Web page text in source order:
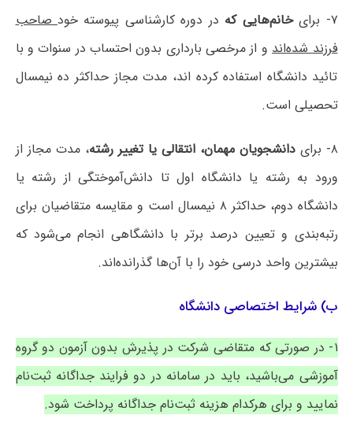
۷- برای خانم‌هایی که در دوره کارشناسی پیوسته خودصاحب
فرزند شده‌اندو از مرخصی بارداری بدون احتساب در سنوات و با
تائید دانشگاه استفاده کرده اند، مدت مجاز حداکثر ده نیمسال
تحصیلی است.
۸- برای دانشجویان مهمان، انتقالی یا تغییر رشته، مدت مجاز از
ورود به رشته یا دانشگاه اول تا دانش‌آموختگی از رشته یا
دانشگاه دوم، حداکثر ۸ نیمسال است و مقایسه متقاضیان برای
رتبه‌بندی و تعیین درصد برتر با دانشگاهی انجام می‌شود که
بیشترین واحد درسی خود را با آن‌ها گذرانده‌اند.
ب) شرایط اختصاصی دانشگاه
۱- در صورتی که متقاضی شرکت در پذیرش بدون آزمون دو گروه
آموزشی می‌باشید، باید در سامانه در دو فرایند جداگانه ثبت‌نام
نمایید و برای هرکدام هزینه ثبت‌نام جداگانه پرداخت شود.